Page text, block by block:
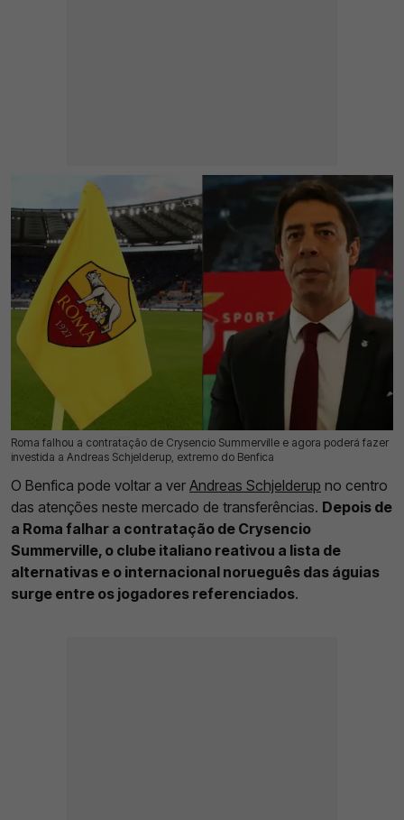
Roma falhou a contratação de Crysencio Summerville e agora poderá fazer
investida a Andreas Schjelderup, extremo do Benfica
22 Jul 2026 | 12:13 | 0
O Benfica pode voltar a ver Andreas Schjelderup no centro
das atenções neste mercado de transferências. Depois de
a Roma falhar a contratação de Crysencio
Summerville, o clube italiano reativou a lista de
alternativas e o internacional norueguês das águias
surge entre os jogadores referenciados.